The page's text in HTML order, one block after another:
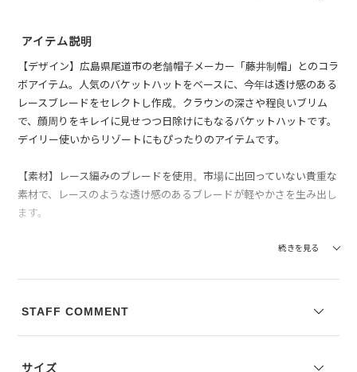
アイテム説明
【デザイン】広島県尾道市の老舗帽子メーカー「藤井制帽」とのコラ
ボアイテム。人気のバケットハットをベースに、今年は透け感のある
レースブレードをセレクトし作成。クラウンの深さや程良いブリム
で、顔周りをキレイに見せつつ日除けにもなるバケットハットです。
デイリー使いからリゾートにもぴったりのアイテムです。
【素材】レース編みのブレードを使用。市場に出回っていない貴重な
素材で、レースのような透け感のあるブレードが軽やかさを生み出し
ます。
【せとうちものづくりプロジェクト】「地域共生」をテーマに、パリ
続きを見る
STAFF COMMENT
サイズ